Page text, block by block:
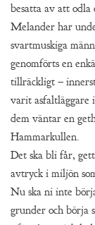
besatta av att
Melander har
svartmuskiga
genomförts en
tillräckligt –
varit asfaltläggare
dem väntar en
Hammarkullen.
Det ska bli får,
avtryck i miljön
Nu ska ni inte
grunder och börja